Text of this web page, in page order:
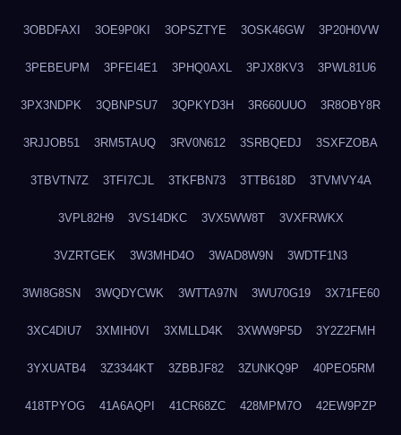
3OBDFAXI 3OE9P0KI 3OPSZTYE 3OSK46GW 3P20H0VW
3PEBEUPM 3PFEI4E1 3PHQ0AXL 3PJX8KV3 3PWL81U6
3PX3NDPK 3QBNPSU7 3QPKYD3H 3R660UUO 3R8OBY8R
3RJJOB51 3RM5TAUQ 3RV0N612 3SRBQEDJ 3SXFZOBA
3TBVTN7Z 3TFI7CJL 3TKFBN73 3TTB618D 3TVMVY4A
3VPL82H9 3VS14DKC 3VX5WW8T 3VXFRWKX
3VZRTGEK 3W3MHD4O 3WAD8W9N 3WDTF1N3
3WI8G8SN 3WQDYCWK 3WTTA97N 3WU70G19 3X71FE60
3XC4DIU7 3XMIH0VI 3XMLLD4K 3XWW9P5D 3Y2Z2FMH
3YXUATB4 3Z3344KT 3ZBBJF82 3ZUNKQ9P 40PEO5RM
418TPYOG 41A6AQPI 41CR68ZC 428MPM7O 42EW9PZP